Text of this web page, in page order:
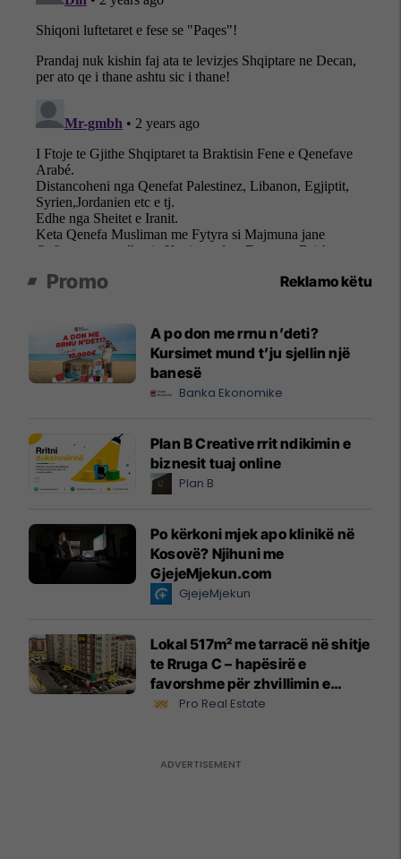
Promo Reklamo këtu
A po don me rrnu n’deti?
Kursimet mund t’ju sjellin një
banesë
Banka Ekonomike
Plan B Creative rrit ndikimin e
biznesit tuaj online
Plan B
Po kërkoni mjek apo klinikë në
Kosovë? Njihuni me
GjejeMjekun.com
GjejeMjekun
Lokal 517m² me tarracë në shitje
te Rruga C – hapësirë e
favorshme për zhvillimin e
biznesit #15796
Pro Real Estate